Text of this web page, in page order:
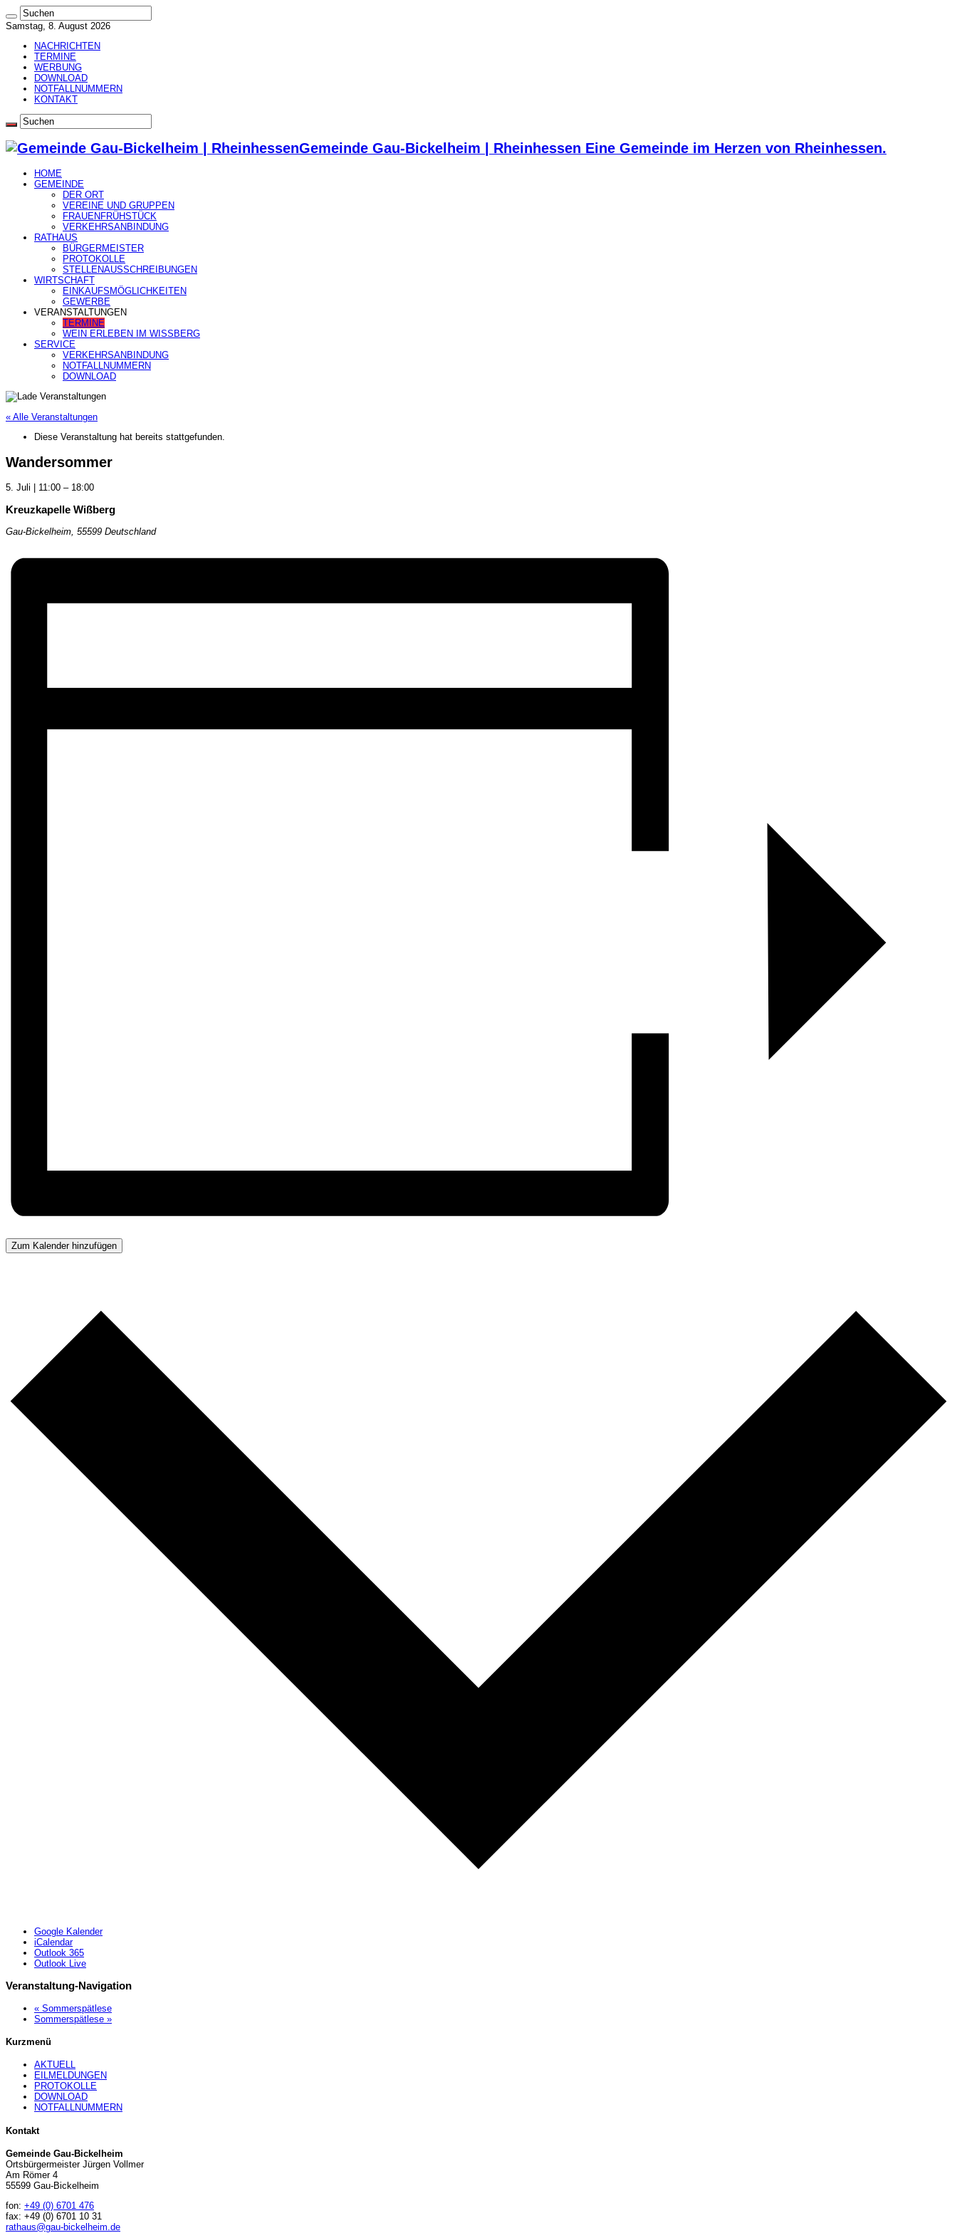
Samstag, 8. August 2026
NACHRICHTEN
TERMINE
WERBUNG
DOWNLOAD
NOTFALLNUMMERN
KONTAKT
Gemeinde Gau-Bickelheim | Rheinhessen Eine Gemeinde im Herzen von Rheinhessen.
HOME
GEMEINDE
DER ORT
VEREINE UND GRUPPEN
FRAUENFRÜHSTÜCK
VERKEHRSANBINDUNG
RATHAUS
BÜRGERMEISTER
PROTOKOLLE
STELLENAUSSCHREIBUNGEN
WIRTSCHAFT
EINKAUFSMÖGLICHKEITEN
GEWERBE
VERANSTALTUNGEN
TERMINE
WEIN ERLEBEN IM WISSBERG
SERVICE
VERKEHRSANBINDUNG
NOTFALLNUMMERN
DOWNLOAD
« Alle Veranstaltungen
Diese Veranstaltung hat bereits stattgefunden.
Wandersommer
5. Juli | 11:00 – 18:00
Kreuzkapelle Wißberg
Gau-Bickelheim, 55599 Deutschland
Zum Kalender hinzufügen
Google Kalender
iCalendar
Outlook 365
Outlook Live
Veranstaltung-Navigation
« Sommerspätlese
Sommerspätlese »
Kurzmenü
AKTUELL
EILMELDUNGEN
PROTOKOLLE
DOWNLOAD
NOTFALLNUMMERN
Kontakt
Gemeinde Gau-Bickelheim
Ortsbürgermeister Jürgen Vollmer
Am Römer 4
55599 Gau-Bickelheim
fon: +49 (0) 6701 476
fax: +49 (0) 6701 10 31
rathaus@gau-bickelheim.de